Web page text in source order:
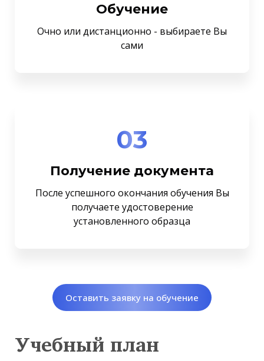
Обучение
Очно или дистанционно - выбираете Вы
сами
03
Получение документа
После успешного окончания обучения Вы
получаете удостоверение
установленного образца
Оставить заявку на обучение
Учебный план